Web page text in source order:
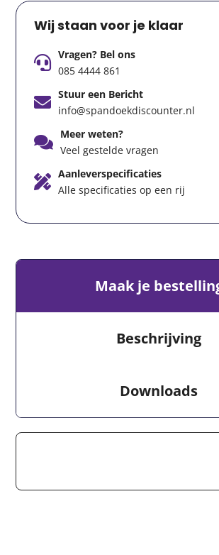
Wij staan voor je klaar
Vragen? Bel ons
085 4444 861
Stuur een Bericht
info@spandoekdiscounter.nl
Meer weten?
Veel gestelde vragen
Aanleverspecificaties
Alle specificaties op een rij
Maak je
Beschrijving
Downloads